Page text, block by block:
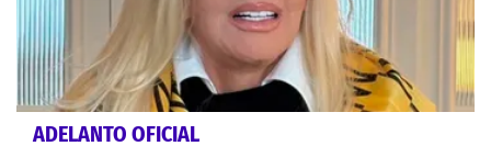
ADELANTO OFICIAL